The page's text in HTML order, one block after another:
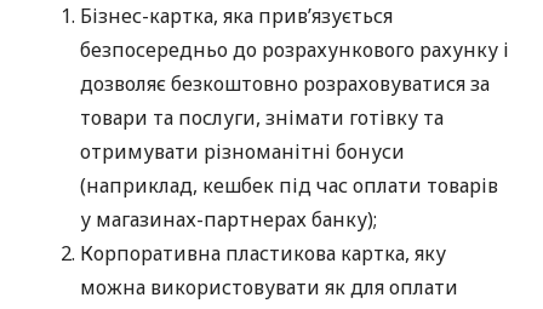
Бізнес-картка, яка прив’язується
безпосередньо до розрахункового рахунку і
дозволяє безкоштовно розраховуватися за
товари та послуги, знімати готівку та
отримувати різноманітні бонуси
(наприклад, кешбек під час оплати товарів
у магазинах-партнерах банку);
Корпоративна пластикова картка, яку
можна використовувати як для оплати